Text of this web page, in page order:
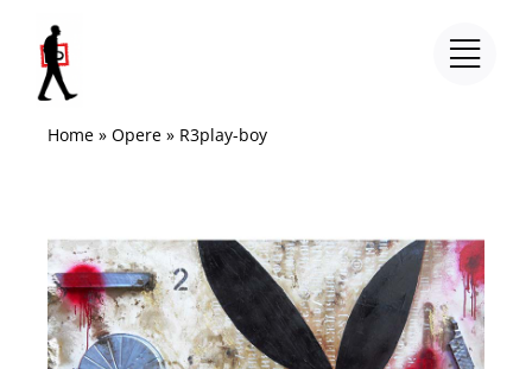
contenuto
Home» Opere» R3play-boy